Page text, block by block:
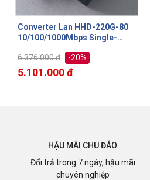
Converter Lan HHD-220G-100
10/100/1000Mbps Single-
sử dụng cho Internet và
Camera IP
9.214.000 đ -21%
7.371.000 đ
HẬU MÃI CHU ĐÁO
Đổi trả trong 7 ngày, hậu mãi
chuyên nghiệp